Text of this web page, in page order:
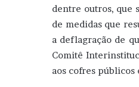
dentre outros, que
de medidas que
a deflagração de
Comitê
aos cofres públicos